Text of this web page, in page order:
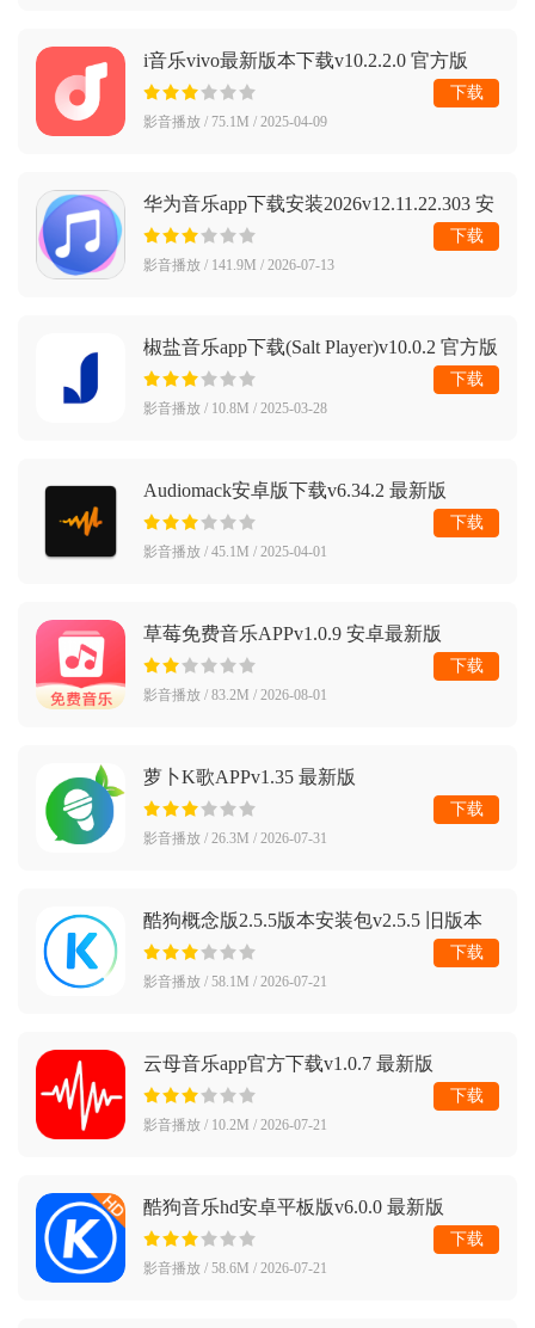
i音乐vivo最新版本下载v10.2.2.0 官方版
影音播放 / 75.1M / 2025-04-09
下载
华为音乐app下载安装2026v12.11.22.303 安
卓版
影音播放 / 141.9M / 2026-07-13
下载
椒盐音乐app下载(Salt Player)v10.0.2 官方版
影音播放 / 10.8M / 2025-03-28
下载
Audio­mack安卓版下载v6.34.2 最新版
影音播放 / 45.1M / 2025-04-01
下载
草莓免费音乐APPv1.0.9 安卓最新版
影音播放 / 83.2M / 2026-08-01
下载
萝卜K歌APPv1.35 最新版
影音播放 / 26.3M / 2026-07-31
下载
酷狗概念版2.5.5版本安装包v2.5.5 旧版本
影音播放 / 58.1M / 2026-07-21
下载
云母音乐app官方下载v1.0.7 最新版
影音播放 / 10.2M / 2026-07-21
下载
酷狗音乐hd安卓平板版v6.0.0 最新版
影音播放 / 58.6M / 2026-07-21
下载